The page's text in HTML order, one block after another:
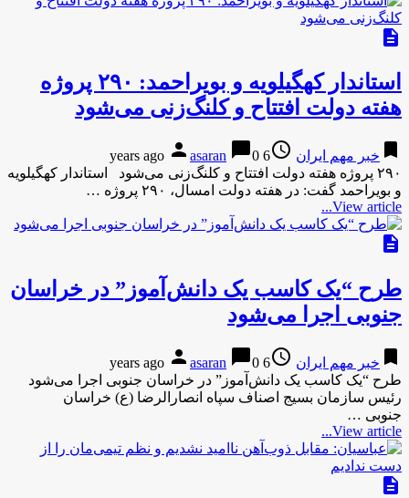
description
استاندار کهگیلویه و بویراحمد: ۲۹۰ پروژه
‌هفته دولت افتتاح و کلنگ‌زنی می‌شود‌
bookmark خبر مهم ایران access_time
6 years ago
person asaran chat_bubble0
۲۹۰ پروژه ‌هفته دولت افتتاح و کلنگ‌زنی می‌شود‌ استاندار کهگیلویه
و بویراحمد گفت: در هفته دولت امسال، ۲۹۰ پروژه …
View article...
description
طرح “یک کاسب یک دانش‌آموز” در خراسان
جنوبی اجرا می‌شود‌
bookmark خبر مهم ایران access_time
6 years ago
person asaran chat_bubble0
طرح “یک کاسب یک دانش‌آموز” در خراسان جنوبی اجرا می‌شود‌
رئیس سازمان بسیج اصناف سپاه انصارالرضا (ع) خراسان
جنوبی …
View article...
description